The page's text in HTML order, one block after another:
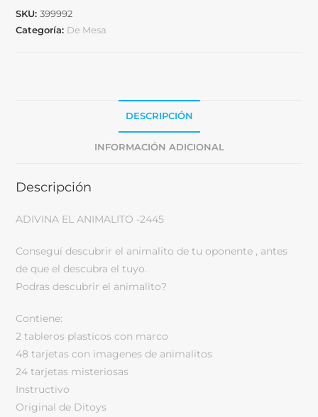
SKU:399992
Categoría: De Mesa
DESCRIPCIÓN
INFORMACIÓN ADICIONAL
Descripción
ADIVINA EL ANIMALITO -2445
Conseguí descubrir el animalito de tu oponente , antes
de que el descubra el tuyo.
Podras descubrir el animalito?
Contiene:
2 tableros plasticos con marco
48 tarjetas con imagenes de animalitos
24 tarjetas misteriosas
Instructivo
Original de Ditoys